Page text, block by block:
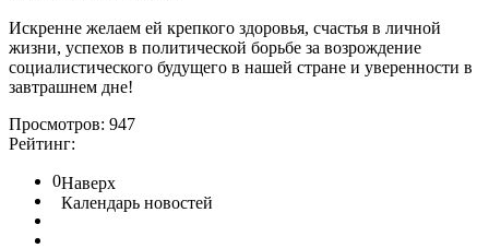
Искренне желаем ей крепкого здоровья, счастья в личной
жизни, успехов в политической борьбе за возрождение
социалистического будущего в нашей стране и уверенности в
завтрашнем дне!
Просмотров: 947
Рейтинг:
0Наверх
Календарь новостей